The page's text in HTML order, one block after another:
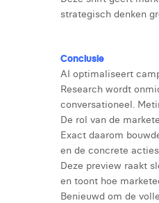
strategisch denken
Conclusie
AI optimaliseert
Research wordt
conversationeel.
De rol van de
Exact daarom
en de concrete
Deze preview raakt
en toont hoe
Benieuwd om de